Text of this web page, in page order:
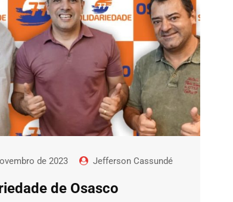
de 2023 Jefferson Cassundé
de Osasco